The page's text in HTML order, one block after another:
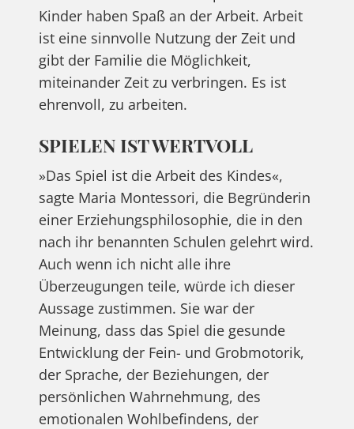
Kinder haben Spaß an der Arbeit. Arbeit
ist eine sinnvolle Nutzung der Zeit und
gibt der Familie die Möglichkeit,
miteinander Zeit zu verbringen. Es ist
ehrenvoll, zu arbeiten.
SPIELEN IST WERTVOLL
»Das Spiel ist die Arbeit des Kindes«,
sagte Maria Montessori, die Begründerin
einer Erziehungsphilosophie, die in den
nach ihr benannten Schulen gelehrt wird.
Auch wenn ich nicht alle ihre
Überzeugungen teile, würde ich dieser
Aussage zustimmen. Sie war der
Meinung, dass das Spiel die gesunde
Entwicklung der Fein- und Grobmotorik,
der Sprache, der Beziehungen, der
persönlichen Wahrnehmung, des
emotionalen Wohlbefindens, der